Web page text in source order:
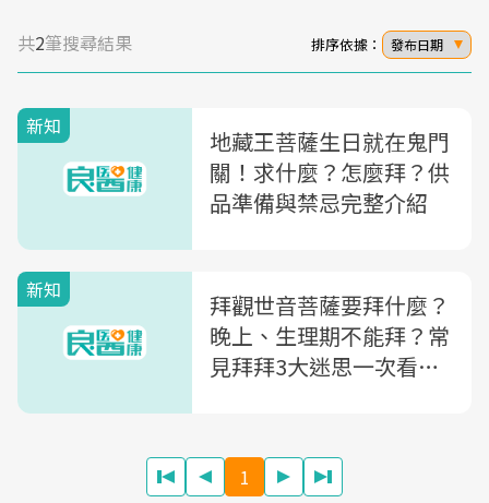
共2筆搜尋結果 排序依據： 發布日期
新知
地藏王菩薩生日就在鬼門
關！求什麼？怎麼拜？供
品準備與禁忌完整介紹
新知
拜觀世音菩薩要拜什麼？
晚上、生理期不能拜？常
見拜拜3大迷思一次看！
1